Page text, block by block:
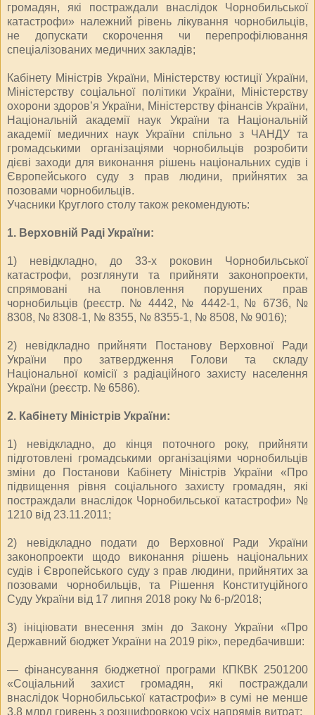
громадян, які постраждали внаслідок Чорнобильської
катастрофи» належний рівень лікування чорнобильців,
не допускати скорочення чи перепрофілювання
спеціалізованих медичних закладів;
Кабінету Міністрів України, Міністерству юстиції України,
Міністерству соціальної політики України, Міністерству
охорони здоров’я України, Міністерству фінансів України,
Національній академії наук України та Національній
академії медичних наук України спільно з ЧАНДУ та
громадськими організаціями чорнобильців розробити
дієві заходи для виконання рішень національних судів і
Європейського суду з прав людини, прийнятих за
позовами чорнобильців.
Учасники Круглого столу також рекомендують:
1. Верховній Раді України:
1) невідкладно, до 33-х роковин Чорнобильської
катастрофи, розглянути та прийняти законопроекти,
спрямовані на поновлення порушених прав
чорнобильців (реєстр. № 4442, № 4442-1, № 6736, №
8308, № 8308-1, № 8355, № 8355-1, № 8508, № 9016);
2) невідкладно прийняти Постанову Верховної Ради
України про затвердження Голови та складу
Національної комісії з радіаційного захисту населення
України (реєстр. № 6586).
2. Кабінету Міністрів України:
1) невідкладно, до кінця поточного року, прийняти
підготовлені громадськими організаціями чорнобильців
зміни до Постанови Кабінету Міністрів України «Про
підвищення рівня соціального захисту громадян, які
постраждали внаслідок Чорнобильської катастрофи» №
1210 від 23.11.2011;
2) невідкладно подати до Верховної Ради України
законопроекти щодо виконання рішень національних
судів і Європейського суду з прав людини, прийнятих за
позовами чорнобильців, та Рішення Конституційного
Суду України від 17 липня 2018 року № 6-р/2018;
3) ініціювати внесення змін до Закону України «Про
Державний бюджет України на 2019 рік», передбачивши:
— фінансування бюджетної програми КПКВК 2501200
«Соціальний захист громадян, які постраждали
внаслідок Чорнобильської катастрофи» в сумі не менше
3,8 млрд гривень з розшифровкою усіх напрямів витрат;